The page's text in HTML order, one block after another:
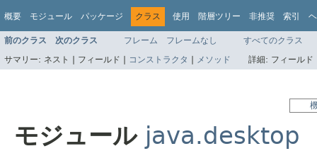
概要 モジュール パッケージ クラス 使用 階層ツリー 非推奨 索引
前のクラス 次のクラス フレーム フレームなし
すべてのクラス
サマリー: ネスト | フィールド | コンストラクタ | メソッド 詳細: フィール
モジュール java.desktop